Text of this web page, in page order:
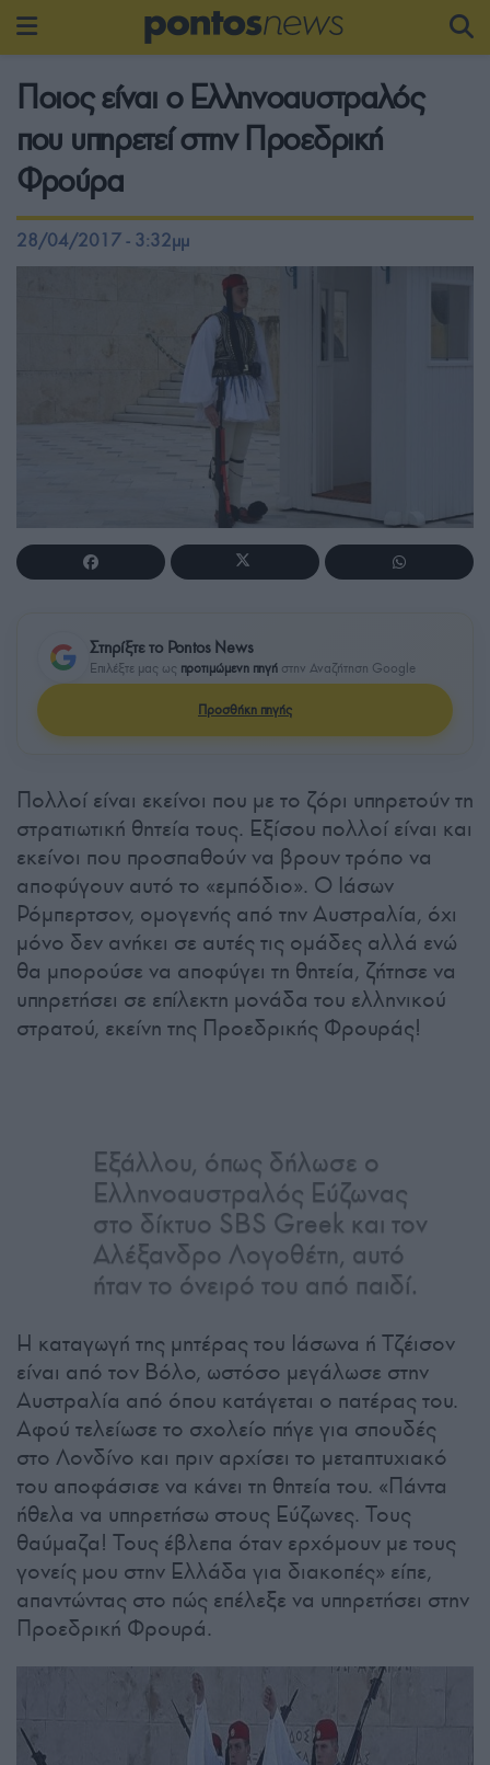
Ποιος είναι ο Ελληνοαυστραλός
που υπηρετεί στην Προεδρική
Φρούρα
28/04/2017 - 3:32μμ
Στηρίξτε το Pontos News
Επιλέξτε μας ως προτιμώμενη πηγή στην Αναζήτηση Google
Προσθήκη πηγής
Πολλοί είναι εκείνοι που με το ζόρι υπηρετούν τη
στρατιωτική θητεία τους. Εξίσου πολλοί είναι και
εκείνοι που προσπαθούν να βρουν τρόπο να
αποφύγουν αυτό το «εμπόδιο». Ο Ιάσων
Ρόμπερτσον, ομογενής από την Αυστραλία, όχι
μόνο δεν ανήκει σε αυτές τις ομάδες αλλά ενώ
θα μπορούσε να αποφύγει τη θητεία, ζήτησε να
υπηρετήσει σε επίλεκτη μονάδα του ελληνικού
στρατού, εκείνη της Προεδρικής Φρουράς!
Εξάλλου, όπως δήλωσε ο
Ελληνοαυστραλός Εύζωνας
στο δίκτυο SBS Greek και τον
Αλέξανδρο Λογοθέτη, αυτό
ήταν το όνειρό του από παιδί.
Η καταγωγή της μητέρας του Ιάσωνα ή Τζέισον
είναι από τον Βόλο, ωστόσο μεγάλωσε στην
Αυστραλία από όπου κατάγεται ο πατέρας του.
Αφού τελείωσε το σχολείο πήγε για σπουδές
στο Λονδίνο και πριν αρχίσει το μεταπτυχιακό
του αποφάσισε να κάνει τη θητεία του. «Πάντα
ήθελα να υπηρετήσω στους Εύζωνες. Τους
θαύμαζα! Τους έβλεπα όταν ερχόμουν με τους
γονείς μου στην Ελλάδα για διακοπές» είπε,
απαντώντας στο πώς επέλεξε να υπηρετήσει στην
Προεδρική Φρουρά.